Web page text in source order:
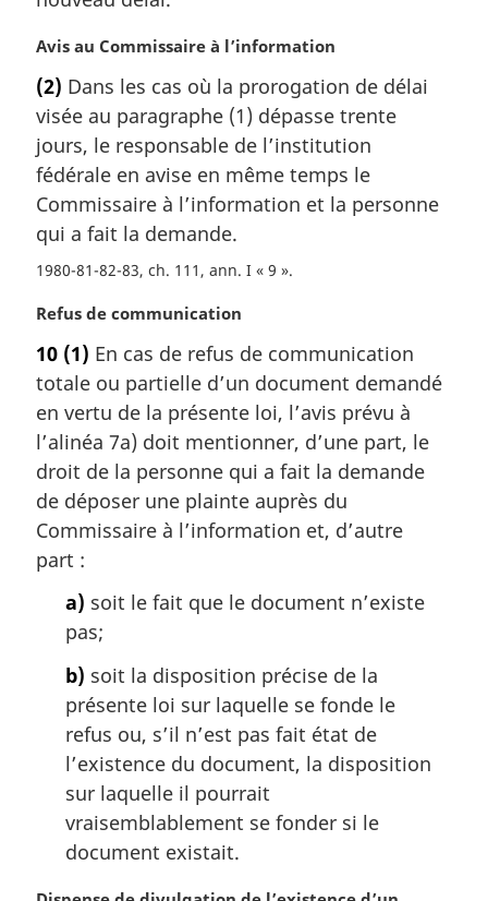
N
t
e
m
a
g
i
n
l
:
Avis au Commissaire à l’information
(2) Dans les cas où la prorogation de délai
visée au paragraphe (1) dépasse trente
jours, le responsable de l’institution
fédérale en avise en même temps le
Commissaire à l’information et la personne
qui a fait la demande.
1980-81-82-83, ch. 111, ann. I « 9 »
N
t
e
m
a
g
i
n
a
l
Refus de communication
10 (1) En cas de refus de communication
totale ou partielle d’un document demandé
en vertu de la présente loi, l’avis prévu à
l’alinéa 7a) doit mentionner, d’une part, le
droit de la personne qui a fait la demande
de déposer une plainte auprès du
Commissaire à l’information et, d’autre
part :
a) soit le fait que le document n’existe
pas;
b) soit la disposition précise de la
présente loi sur laquelle se fonde le
refus ou, s’il n’est pas fait état de
l’existence du document, la disposition
sur laquelle il pourrait
vraisemblablement se fonder si le
document existait.